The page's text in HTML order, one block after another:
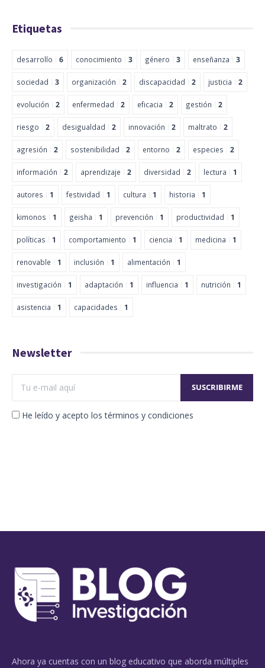
Etiquetas
desarrollo 6 conocimiento 3 género 3 enseñanza 3
sociedad 3 organización 2 discapacidad 2 justicia 2
evolución 2 enfermedad 2 eficacia 2 gestión 2
riesgo 2 desigualdad 2 innovación 2 maltrato 2
agresión 2 sostenibilidad 2 entorno 2 especies 2
información 2 aprendizaje 2 diversidad 2 lectura 1
autores 1 festividad 1 cultura 1 historia 1
kimonos 1 geisha 1 prevención 1 productividad 1
políticas 1 comportamiento 1 ciencia 1 medicina 1
renovable 1 inclusión 1 alimentación 1
investigación 1 adaptación 1 influencia 1 nutrición 1
asistencia 1 capacidades 1
Newsletter
He leído y acepto los términos y condiciones
Ahora ya cuentas con un blog educativo que aborda múltiples